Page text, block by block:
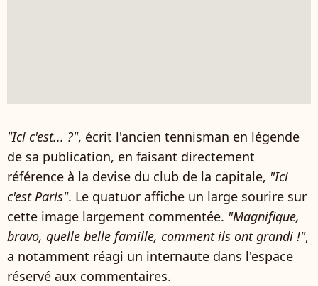
"Ici c'est... ?", écrit l'ancien tennisman en légende
de sa publication, en faisant directement
référence à la devise du club de la capitale, "Ici
c'est Paris". Le quatuor affiche un large sourire sur
cette image largement commentée. "Magnifique,
bravo, quelle belle famille, comment ils ont grandi !",
a notamment réagi un internaute dans l'espace
réservé aux commentaires.